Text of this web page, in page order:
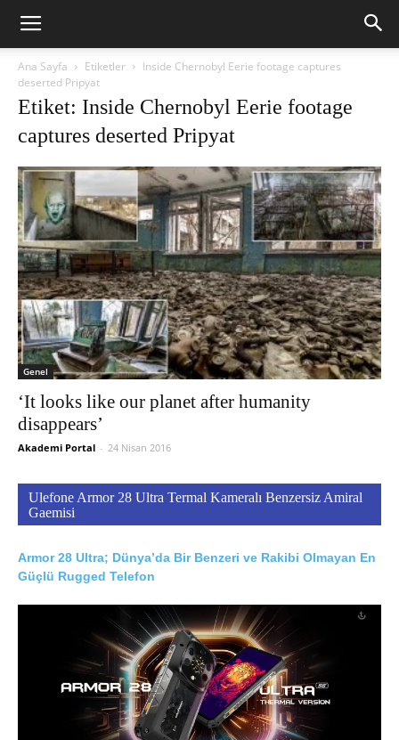
Ana Sayfa Etiketler
Inside Chernobyl Eerie footage captures
deserted Pripyat
Etiket: Inside Chernobyl Eerie footage
captures deserted Pripyat
Genel
‘It looks like our planet after humanity
disappears’
Akademi Portal - 24 Nisan 2016
Ulefone Armor 28 Ultra Termal Kameralı Benzersiz Amiral
Gaemisi
Armor 28 Ultra; Dünya’da Bir Benzeri ve Rakibi Olmayan En
Güçlü Rugged Telefon